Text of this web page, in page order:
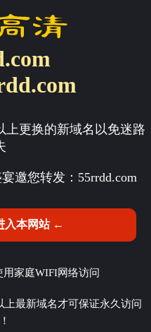
上更换的新域名以免迷路
邀您转发： 55rrdd.com
入本网站 ←
家庭WIFI网络访问
最新域名才可保证永久访问